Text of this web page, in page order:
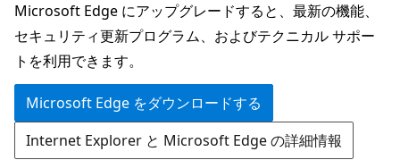
ン
テ
ン
ツ
に
ス
Microsoft Edge にアップグレードすると、最新の機能、
セキュリティ更新プログラム、およびテクニカル サポー
トを利用できます。
Microsoft Edge をダウンロードする
Internet Explorer と Microsoft Edge の詳細情報